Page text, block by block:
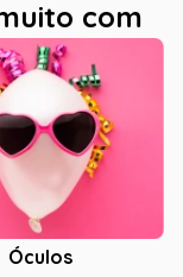
com
Óculos